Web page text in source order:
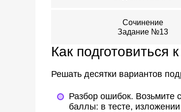
Сочинение
Задание №13
Как подготовиться
Решать десятки вариантов
Разбор ошибок. Возьмите
баллы: в тесте,